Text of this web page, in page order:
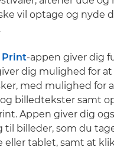
vil optage og nyde
Print-appen giver dig
dig mulighed for
med mulighed for
billedtekster samt
Appen giver dig
til billeder, som du
eller tablet, samt at